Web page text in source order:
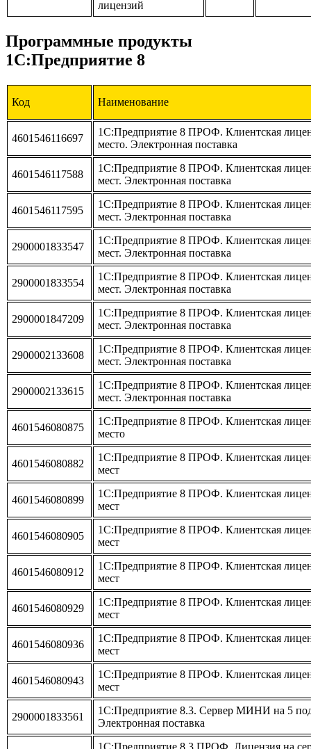
лицензий
Программные продукты
1С:Предприятие 8
Код Наименование
4601546116697
1С:Предприятие 8 ПРОФ. Клиентская
место. Электронная поставка
4601546117588
1С:Предприятие 8 ПРОФ. Клиентская
мест. Электронная поставка
4601546117595
1С:Предприятие 8 ПРОФ. Клиентская
мест. Электронная поставка
2900001833547
1С:Предприятие 8 ПРОФ. Клиентская
мест. Электронная поставка
2900001833554
1С:Предприятие 8 ПРОФ. Клиентская
мест. Электронная поставка
2900001847209
1С:Предприятие 8 ПРОФ. Клиентская
мест. Электронная поставка
2900002133608
1С:Предприятие 8 ПРОФ. Клиентская
мест. Электронная поставка
2900002133615
1С:Предприятие 8 ПРОФ. Клиентская
мест. Электронная поставка
4601546080875
1С:Предприятие 8 ПРОФ. Клиентская
место
4601546080882
1С:Предприятие 8 ПРОФ. Клиентская
мест
4601546080899
1С:Предприятие 8 ПРОФ. Клиентская
мест
4601546080905
1С:Предприятие 8 ПРОФ. Клиентская
мест
4601546080912
1С:Предприятие 8 ПРОФ. Клиентская
мест
4601546080929
1С:Предприятие 8 ПРОФ. Клиентская
мест
4601546080936
1С:Предприятие 8 ПРОФ. Клиентская
мест
4601546080943
1С:Предприятие 8 ПРОФ. Клиентская
мест
2900001833561
1С:Предприятие 8.3. Сервер МИНИ на 5
Электронная поставка
1С:Предприятие 8.3 ПРОФ. Лицензия на